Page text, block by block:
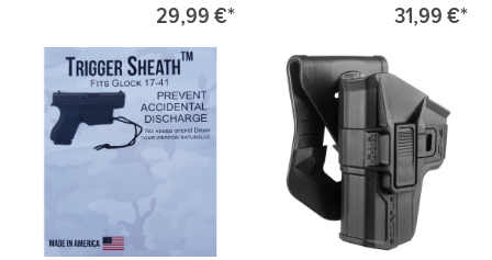
29,99 €* 31,99 €*